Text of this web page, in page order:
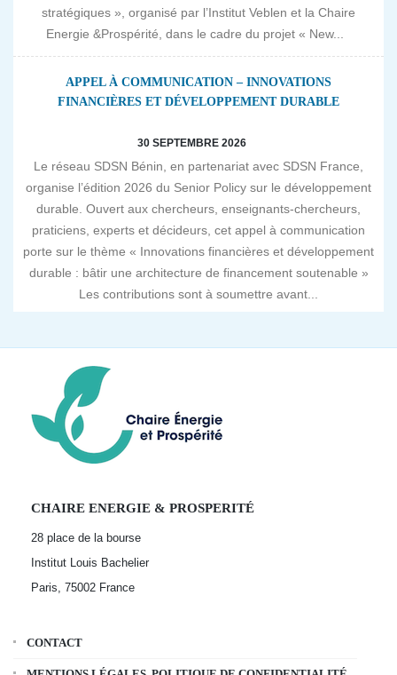
stratégiques », organisé par l’Institut Veblen et la Chaire
Energie &Prospérité, dans le cadre du projet « New...
APPEL À COMMUNICATION – INNOVATIONS
FINANCIÈRES ET DÉVELOPPEMENT DURABLE
30 SEPTEMBRE 2026
Le réseau SDSN Bénin, en partenariat avec SDSN France,
organise l’édition 2026 du Senior Policy sur le développement
durable. Ouvert aux chercheurs, enseignants-chercheurs,
praticiens, experts et décideurs, cet appel à communication
porte sur le thème « Innovations financières et développement
durable : bâtir une architecture de financement soutenable »
Les contributions sont à soumettre avant...
CHAIRE ENERGIE & PROSPERITÉ
28 place de la bourse
Institut Louis Bachelier
Paris, 75002 France
CONTACT